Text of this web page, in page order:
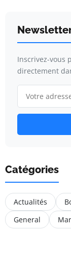
Inscrivez-vous
directement
Catégories
Actualités
General